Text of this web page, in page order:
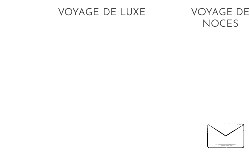
VOYAGE DE LUXE
VOYAGE DE
NOCES